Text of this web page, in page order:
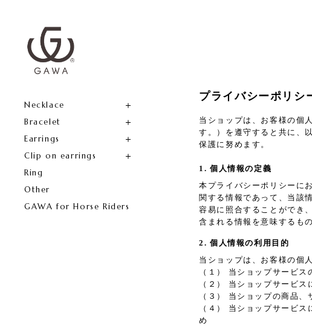
Necklace
Bracelet
Earrings
Clip on earrings
Ring
Other
GAWA for Horse Riders
プライバシーポリシ
当ショップは、お客様の個
す。）を遵守すると共に、
保護に努めます。
1. 個人情報の定義
本プライバシーポリシーに
関する情報であって、当該
容易に照合することができ
含まれる情報を意味するも
2. 個人情報の利用目的
当ショップは、お客様の個
（１） 当ショップサービス
（２） 当ショップサービ
（３） 当ショップの商品
（４） 当ショップサービ
め